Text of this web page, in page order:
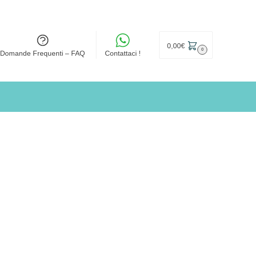
Domande Frequenti – FAQ Contattaci !
0,00€ 0